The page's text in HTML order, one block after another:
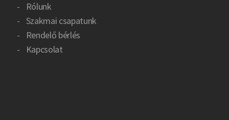
Rólunk
Szakmai csapatunk
Rendelő bérlés
Kapcsolat